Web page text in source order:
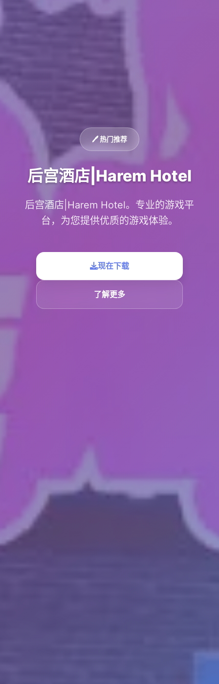
🖊️ 热门推荐
后宫酒店|Harem Hotel
后宫酒店|Harem Hotel。专业的游戏平
台，为您提供优质的游戏体验。
现在下载
了解更多